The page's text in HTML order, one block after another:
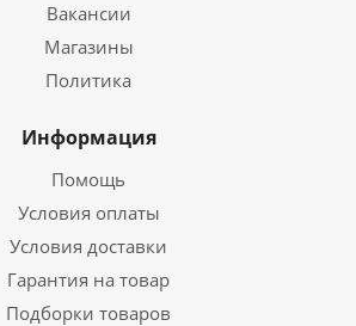
Вакансии
Магазины
Политика
Информация
Помощь
Условия оплаты
Условия доставки
Гарантия на товар
Подборки товаров